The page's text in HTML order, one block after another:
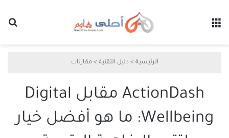
الرئيسية > دليل التقنية > مقارنات
ActionDash مقابل Digital
Wellbeing: ما هو أفضل خيار